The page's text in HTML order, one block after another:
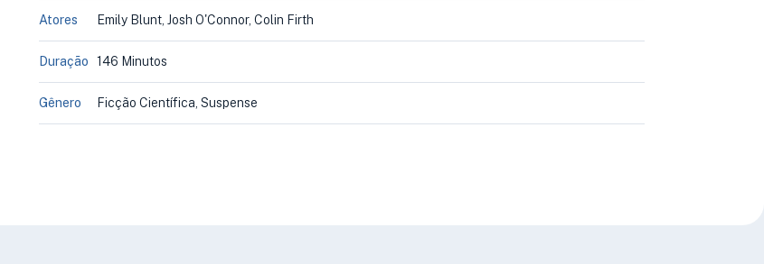
Atores Emily Blunt, Josh O'Connor, Colin Firth
Duração 146 Minutos
Gênero Ficção Científica, Suspense